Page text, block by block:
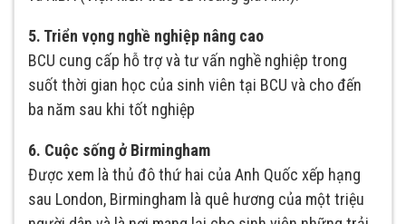
5. Triển vọng nghề nghiệp nâng cao
BCU cung cấp hỗ trợ và tư vấn nghề nghiệp trong
suốt thời gian học của sinh viên tại BCU và cho đến
ba năm sau khi tốt nghiệp
6. Cuộc sống ở Birmingham
Được xem là thủ đô thứ hai của Anh Quốc xếp hạng
sau London, Birmingham là quê hương của một triệu